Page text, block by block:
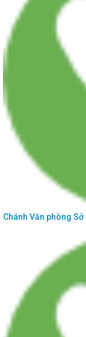
Thông báo số 476/TB-
hồ sơ giải quyết thủ tục...
Thông báo số 856/TB-
chức, cá nhân chủ trì
Chánh Văn phòng Sở